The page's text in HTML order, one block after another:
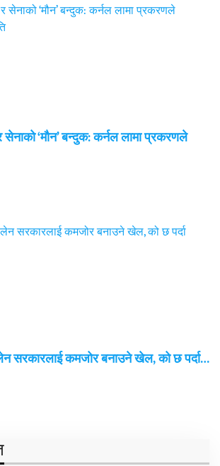
‘मौन’ बन्दुक: कर्नल लामा प्रकरणले
सरकारलाई कमजोर बनाउने खेल, को छ पर्दा…